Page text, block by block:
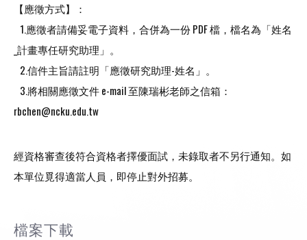
【應徵方式】：
1.應徵者請備妥電子資料，合併為一份 PDF 檔，檔名為「姓名
_計畫專任研究助理」。
2.信件主旨請註明「應徵研究助理-姓名」。
3.將相關應徵文件 e-mail 至陳瑞彬老師之信箱：
rbchen@ncku.edu.tw
經資格審查後符合資格者擇優面試，未錄取者不另行通知。如
本單位覓得適當人員，即停止對外招募。
檔案下載